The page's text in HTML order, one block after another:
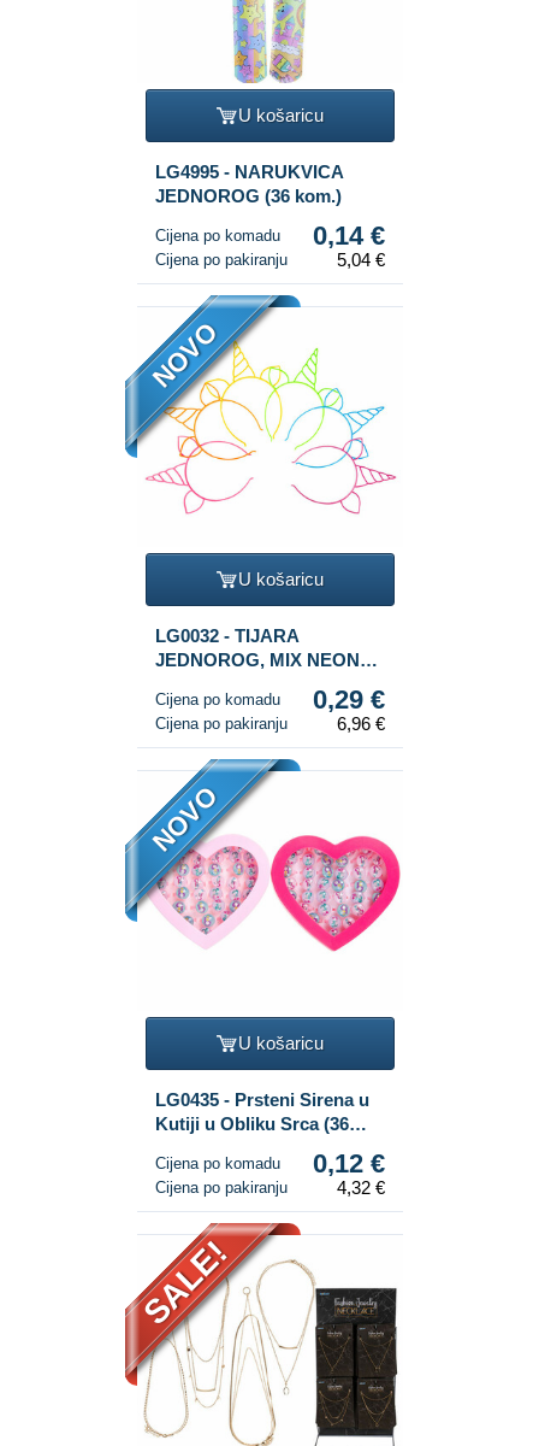
U košaricu
LG4995 - NARUKVICA
JEDNOROG (36 kom.)
Cijena po komadu 0,14 €
Cijena po pakiranju 5,04 €
NOVO
U košaricu
LG0032 - TIJARA
JEDNOROG, MIX NEON
Cijena po komadu 0,29 €
Cijena po pakiranju 6,96 €
NOVO
U košaricu
LG0435 - Prsteni Sirena u
Kutiji u Obliku Srca (36
Cijena po komadu 0,12 €
Cijena po pakiranju 4,32 €
SALE!